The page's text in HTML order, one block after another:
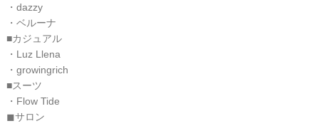
・dazzy
・ベルーナ
■カジュアル
・Luz Llena
・growingrich
■スーツ
・Flow Tide
◼サロン